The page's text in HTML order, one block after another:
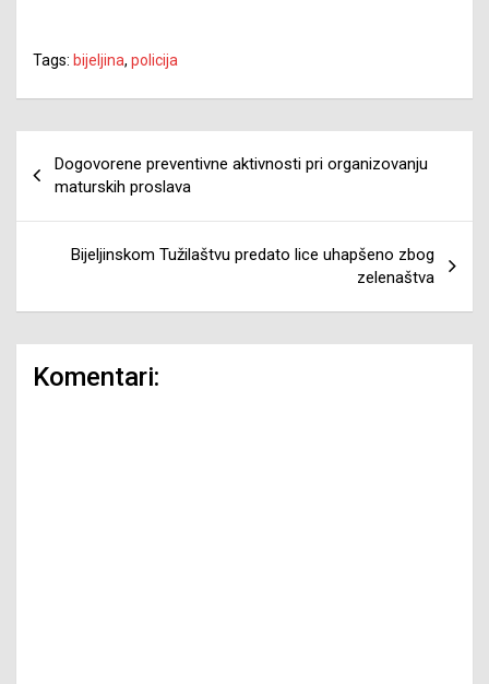
Tags: bijeljina, policija
članaka
Dogovorene preventivne aktivnosti pri organizovanju
maturskih proslava
Bijeljinskom Tužilaštvu predato lice uhapšeno zbog
zelenaštva
Komentari: